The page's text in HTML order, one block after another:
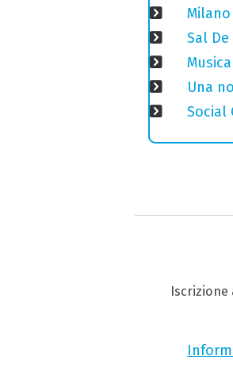
Sal
Una
Social
Iscrizione